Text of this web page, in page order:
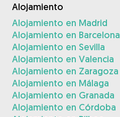
Alojamiento
Alojamiento en Madrid
Alojamiento en Barcelona
Alojamiento en Sevilla
Alojamiento en Valencia
Alojamiento en Zaragoza
Alojamiento en Málaga
Alojamiento en Granada
Alojamiento en Córdoba